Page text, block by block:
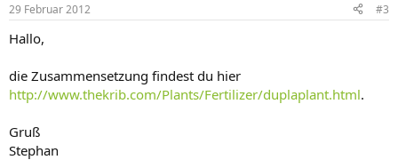
29 Februar 2012 #3
Hallo,
die Zusammensetzung findest du hier
http://www.thekrib.com/Plants/Fertilizer/duplaplant.html.
Gruß
Stephan